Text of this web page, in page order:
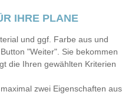
IHRE PLANE
und ggf. Farbe aus und
"Weiter". Sie bekommen
die Ihren gewählten Kriterien
zwei Eigenschaften aus